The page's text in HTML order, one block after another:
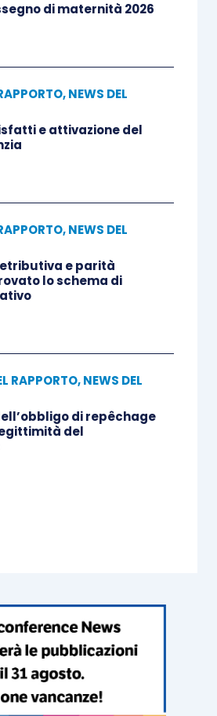
di maternità 2026
,NEWS DEL
e attivazione del
,NEWS DEL
e parità
lo schema di
RAPPORTO,NEWS DEL
di repêchage
del